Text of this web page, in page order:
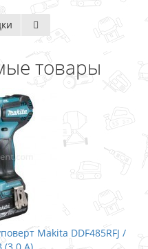
товары
Makita DDF485RFJ /